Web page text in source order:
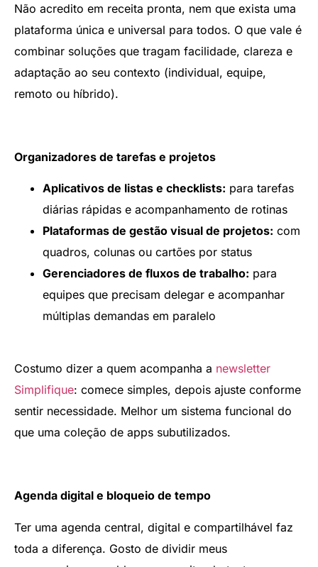
Não acredito em receita pronta, nem que exista uma
plataforma única e universal para todos. O que vale é
combinar soluções que tragam facilidade, clareza e
adaptação ao seu contexto (individual, equipe,
remoto ou híbrido).
Organizadores de tarefas e projetos
Aplicativos de listas e checklists: para tarefas
diárias rápidas e acompanhamento de rotinas
Plataformas de gestão visual de projetos: com
quadros, colunas ou cartões por status
Gerenciadores de fluxos de trabalho: para
equipes que precisam delegar e acompanhar
múltiplas demandas em paralelo
Costumo dizer a quem acompanha a newsletter
Simplifique: comece simples, depois ajuste conforme
sentir necessidade. Melhor um sistema funcional do
que uma coleção de apps subutilizados.
Agenda digital e bloqueio de tempo
Ter uma agenda central, digital e compartilhável faz
toda a diferença. Gosto de dividir meus